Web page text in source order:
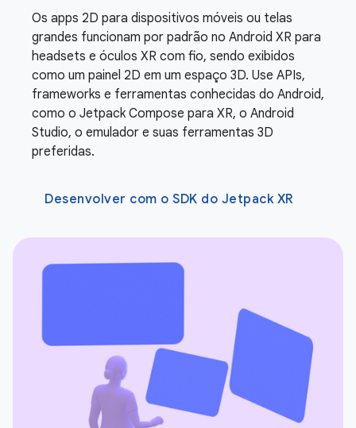
Os apps 2D para dispositivos móveis ou telas
grandes funcionam por padrão no Android XR para
headsets e óculos XR com fio, sendo exibidos
como um painel 2D em um espaço 3D. Use APIs,
frameworks e ferramentas conhecidas do Android,
como o Jetpack Compose para XR, o Android
Studio, o emulador e suas ferramentas 3D
preferidas.
Desenvolver com o SDK do Jetpack XR